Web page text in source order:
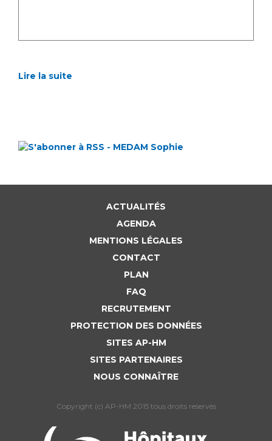
Lire la suite
ACTUALITÉS
AGENDA
MENTIONS LÉGALES
CONTACT
PLAN
FAQ
RECRUTEMENT
PROTECTION DES DONNÉES
SITES AP-HM
SITES PARTENAIRES
NOUS CONNAÎTRE
Copyright (c) AP-HM 2015 tous droits reservés